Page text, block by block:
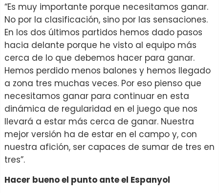
“Es muy importante porque necesitamos ganar.
No por la clasificación, sino por las sensaciones.
En los dos últimos partidos hemos dado pasos
hacia delante porque he visto al equipo más
cerca de lo que debemos hacer para ganar.
Hemos perdido menos balones y hemos llegado
a zona tres muchas veces. Por eso pienso que
necesitamos ganar para continuar en esta
dinámica de regularidad en el juego que nos
llevará a estar más cerca de ganar. Nuestra
mejor versión ha de estar en el campo y, con
nuestra afición, ser capaces de sumar de tres en
tres”.
Hacer bueno el punto ante el Espanyol